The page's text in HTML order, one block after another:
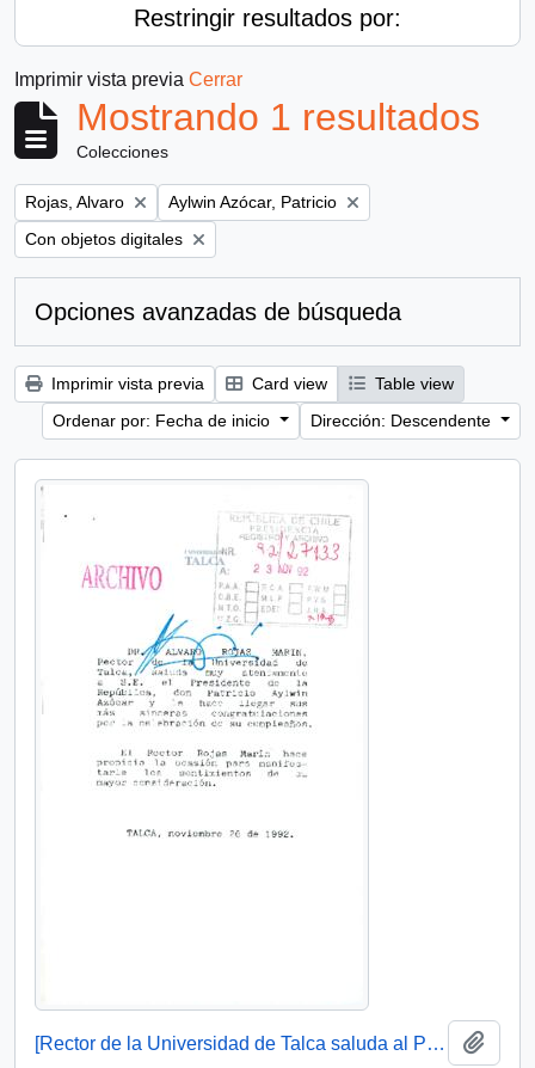
Restringir resultados por:
Imprimir vista previa Cerrar
Mostrando 1 resultados
Colecciones
Remove filter:
Rojas, Alvaro Remove filter:
Aylwin Azócar, Patricio
Remove filter:
Con objetos digitales
Opciones avanzadas de búsqueda
Imprimir vista previa Card view
Table view
Ordenar por: Fecha de inicio
Dirección: Descendente
[Rector de la Universidad de Talca saluda al Presidente en su cumpleaños]